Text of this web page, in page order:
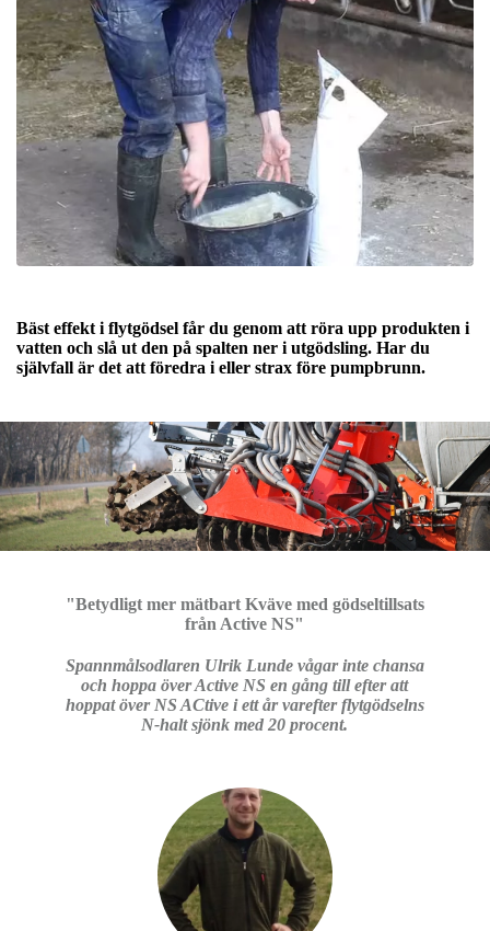
Bäst effekt i flytgödsel får du genom att röra upp produkten i
vatten och slå ut den på spalten ner i utgödsling. Har du
självfall är det att föredra i eller strax före pumpbrunn.
"Betydligt mer mätbart Kväve med gödseltillsats
från Active NS"
Spannmålsodlaren Ulrik Lunde vågar inte chansa
och hoppa över Active NS en gång till efter att
hoppat över NS ACtive i ett år varefter flytgödselns
N-halt sjönk med 20 procent.